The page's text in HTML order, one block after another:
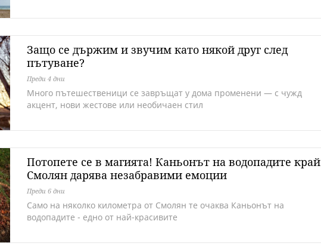
Защо се държим и звучим като някой друг след
пътуване?
Преди 4 дни
Много пътешественици се завръщат у дома променени — с чужд
акцент, нови жестове или необичаен стил
Потопете се в магията! Каньонът на водопадите край
Смолян дарява незабравими емоции
Преди 6 дни
Само на няколко километра от Смолян те очаква Каньонът на
водопадите - едно от най-красивите